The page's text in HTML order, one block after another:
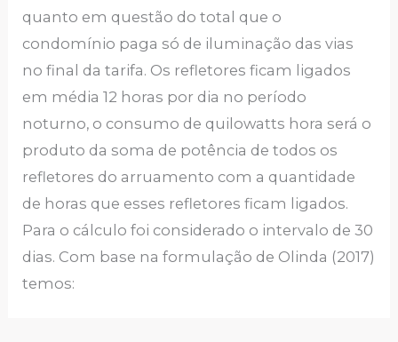
quanto em questão do total que o
condomínio paga só de iluminação das vias
no final da tarifa. Os refletores ficam ligados
em média 12 horas por dia no período
noturno, o consumo de quilowatts hora será o
produto da soma de potência de todos os
refletores do arruamento com a quantidade
de horas que esses refletores ficam ligados.
Para o cálculo foi considerado o intervalo de 30
dias. Com base na formulação de Olinda (2017)
temos: